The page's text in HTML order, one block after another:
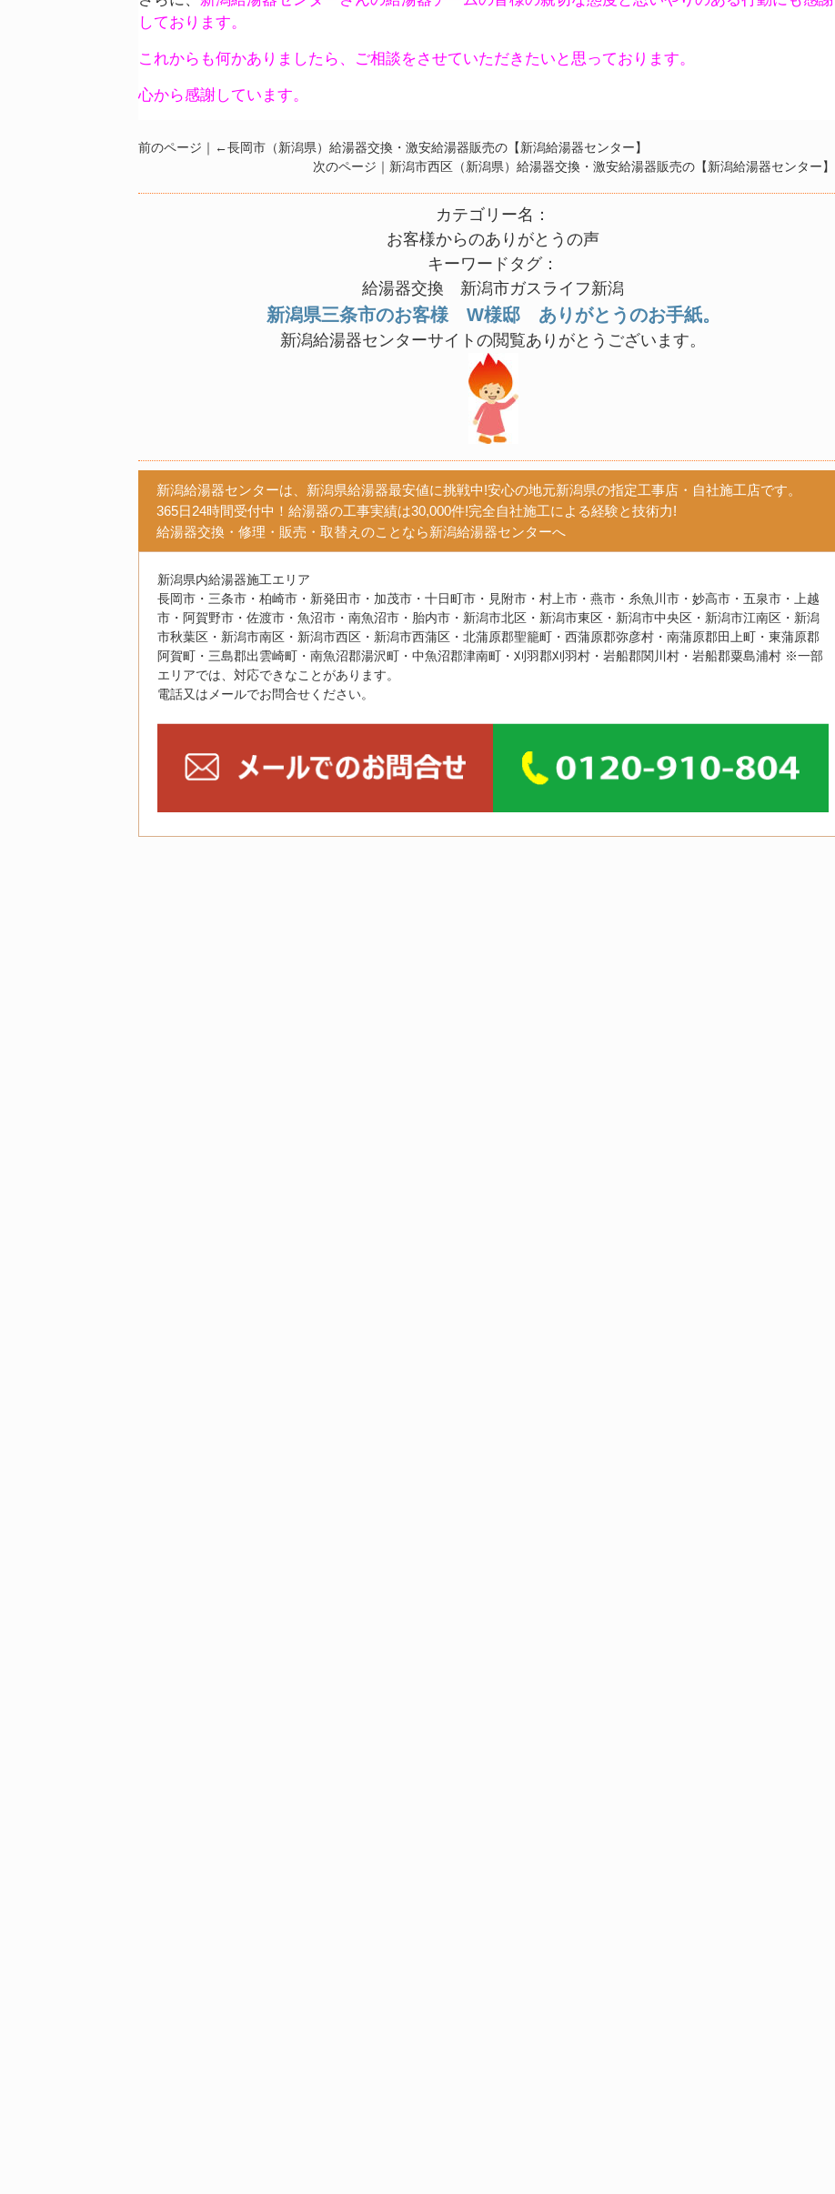
しております。
これからも何かありましたら、ご相談をさせていただきたいと思っております。
心から感謝しています。
前のページ｜←長岡市（新潟県）給湯器交換・激安給湯器販売の【新潟給湯器センター】
次のページ｜ 新潟市西区（新潟県）給湯器交換・激安給湯器販売の【新潟給湯器センター】
カテゴリー名：
お客様からのありがとうの声
キーワードタグ：
給湯器交換 新潟市ガスライフ新潟
新潟県三条市のお客様 W様邸 ありがとうのお手紙。
新潟給湯器センターサイトの閲覧ありがとうございます。
新潟給湯器センターは、新潟県給湯器最安値に挑戦中!安心の地元新潟県の指定工事店・自社施工店です。
365日24時間受付中！給湯器の工事実績は30,000件!完全自社施工による経験と技術力!
給湯器交換・修理・販売・取替えのことなら新潟給湯器センターへ
新潟県内給湯器施工エリア
長岡市・三条市・柏崎市・新発田市・加茂市・十日町市・見附市・村上市・燕市・糸魚川市・妙高市・五泉市・上越
市・阿賀野市・佐渡市・魚沼市・南魚沼市・胎内市・新潟市北区・新潟市東区・新潟市中央区・新潟市江南区・新潟
市秋葉区・新潟市南区・新潟市西区・新潟市西蒲区・北蒲原郡聖籠町・西蒲原郡弥彦村・南蒲原郡田上町・東蒲原郡
阿賀町・三島郡出雲崎町・南魚沼郡湯沢町・中魚沼郡津南町・刈羽郡刈羽村・岩船郡関川村・岩船郡粟島浦村 ※一部
エリアでは、対応できなことがあります。
電話又はメールでお問合せください。